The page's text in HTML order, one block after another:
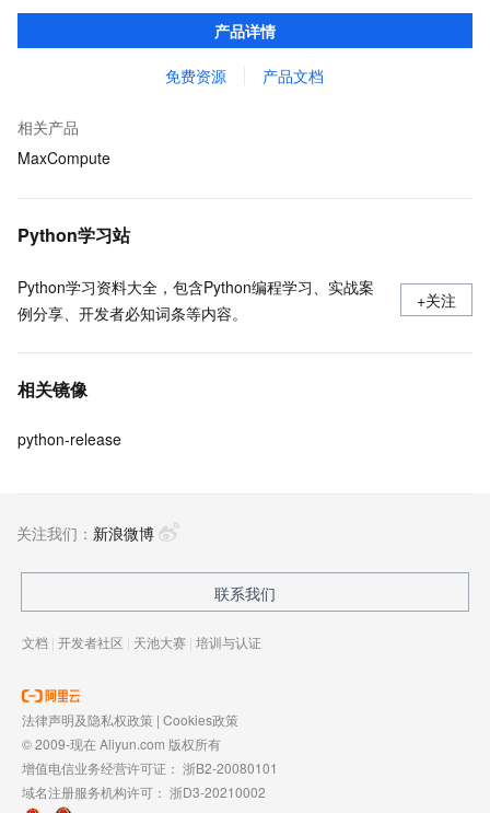
口，与 MaxCompute Notebook、镜像管理等功能共同构成
MaxCompute 完整 Python 开发生态。
产品详情
免费资源 产品文档
相关产品
MaxCompute
Python学习站
Python学习资料大全，包含Python编程学习、实战案
例分享、开发者必知词条等内容。
+关注
相关镜像
python-release
关注我们： 新浪微博
联系我们
文档 | 开发者社区 | 天池大赛 | 培训与认证
法律声明及隐私权政策 | Cookies政策
© 2009-现在 Aliyun.com 版权所有
增值电信业务经营许可证： 浙B2-20080101
域名注册服务机构许可： 浙D3-20210002